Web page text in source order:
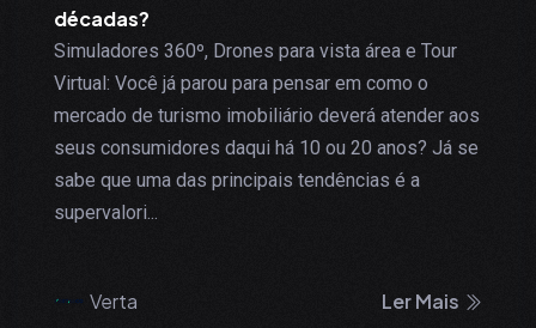
décadas?
Simuladores 360º, Drones para vista área e Tour
Virtual: Você já parou para pensar em como o
mercado de turismo imobiliário deverá atender aos
seus consumidores daqui há 10 ou 20 anos? Já se
sabe que uma das principais tendências é a
supervalori...
Verta Ler Mais